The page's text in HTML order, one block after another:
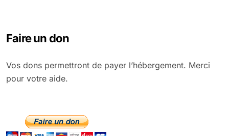
Faire un don
Vos dons permettront de payer l’hébergement. Merci
pour votre aide.